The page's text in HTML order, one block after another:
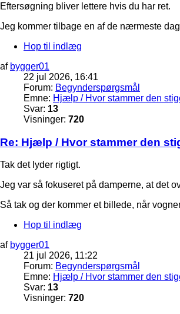
Eftersøgning bliver lettere hvis du har ret.
Jeg kommer tilbage en af de nærmeste
Hop til indlæg
af bygger01
22 jul 2026, 16:41
Forum: Begynderspørgsmål
Emne: Hjælp / Hvor stammer den
Svar: 13
Visninger: 720
Re: Hjælp / Hvor stammer den
Tak det lyder rigtigt.
Jeg var så fokuseret på damperne, at det
Så tak og der kommer et billede, når
Hop til indlæg
af bygger01
21 jul 2026, 11:22
Forum: Begynderspørgsmål
Emne: Hjælp / Hvor stammer den
Svar: 13
Visninger: 720